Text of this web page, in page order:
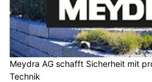
Meydra AG schafft Sicherheit mit
Technik